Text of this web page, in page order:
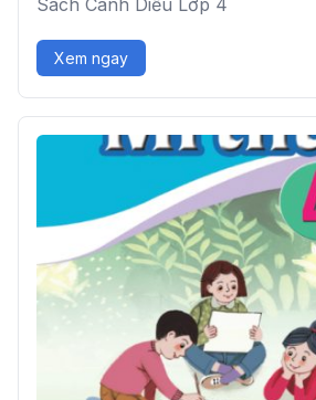
Sách Cánh Diều Lớp 4
Xem ngay